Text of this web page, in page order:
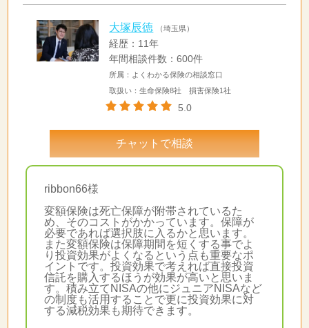
大塚辰徳 （埼玉県）
経歴：11年
年間相談件数：600件
所属：よくわかる保険の相談窓口
取扱い：生命保険8社 損害保険1社
5.0
チャットで相談
ribbon66様
変額保険は死亡保障が附帯されているた
め、そのコストがかかっています。保障が
必要であれば選択肢に入るかと思います。
また変額保険は保障期間を短くする事でよ
り投資効果がよくなるという点も重要なポ
イントです。投資効果で考えれば直接投資
信託を購入するほうが効果が高いと思いま
す。積み立てNISAの他にジュニアNISAなど
の制度も活用することで更に投資効果に対
する減税効果も期待できます。